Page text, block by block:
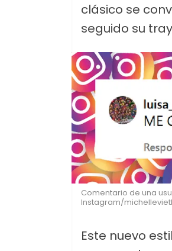
clásico se
seguido su
Comentario de una
Instagram/
Este nuevo